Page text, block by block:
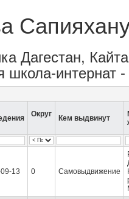
Дагестан,
школа-интернат
Округ Кем выдвинут
13 0 Самовыдвижение